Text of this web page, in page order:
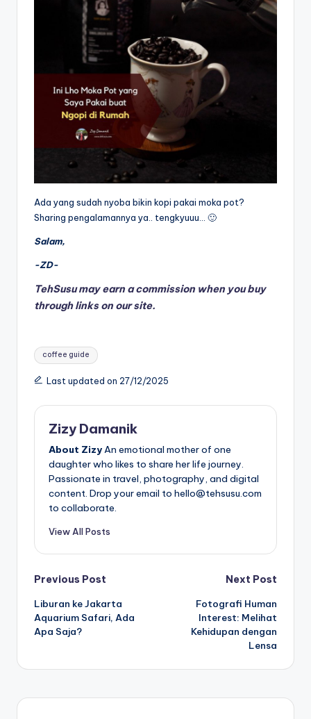
Ada yang sudah nyoba bikin kopi pakai moka pot?
Sharing pengalamannya ya.. tengkyuuu… 🙂
Salam,
-ZD-
TehSusu may earn a commission when you buy
through links on our site.
Tags:
coffee guide
Last updated on 27/12/2025
Zizy Damanik
About ZizyAn emotional mother of one
daughter who likes to share her life journey.
Passionate in travel, photography, and digital
content. Drop your email to hello@tehsusu.com
to collaborate.
View All Posts
Post
navigation
Previous Post
Liburan ke Jakarta
Aquarium Safari, Ada
Apa Saja?
Next Post
Fotografi Human
Interest: Melihat
Kehidupan dengan
Lensa